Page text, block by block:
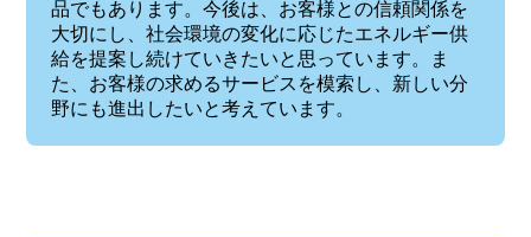
品でもあります。今後は、お客様との信頼関係を
大切にし、社会環境の変化に応じたエネルギー供
給を提案し続けていきたいと思っています。ま
た、お客様の求めるサービスを模索し、新しい分
野にも進出したいと考えています。